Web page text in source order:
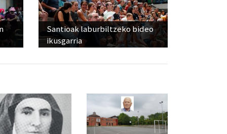
Santioak laburbiltzeko bideo
ikusgarria